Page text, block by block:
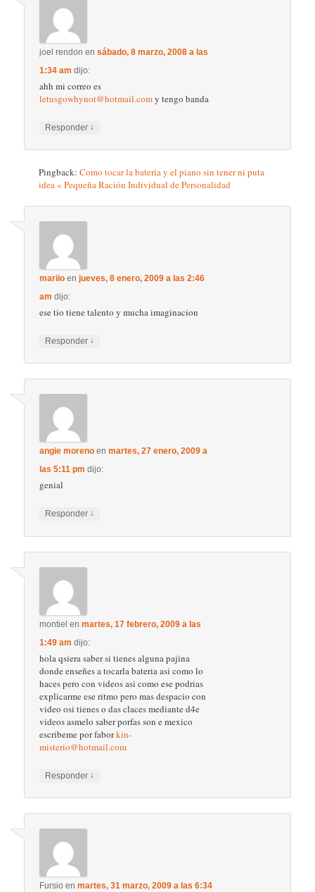
joel rendon ensábado, 8 marzo, 2008 a las
1:34 am dijo:
ahh mi correo es
letusgowhynot@hotmail.comy tengo banda
Responder ↓
Pingback:Como tocar la bateria y el piano sin tener ni puta
idea « Pequeña Ración Individual de Personalidad
mariio enjueves, 8 enero, 2009 a las 2:46
am dijo:
ese tio tiene talento y mucha imaginacion
Responder ↓
angie moreno enmartes, 27 enero, 2009 a
las 5:11 pm dijo:
genial
Responder ↓
montiel enmartes, 17 febrero, 2009 a las
1:49 am dijo:
hola qsiera saber si tienes alguna pajina
donde enseñes a tocarla bateria asi como lo
haces pero con videos asi como ese podrias
explicarme ese ritmo pero mas despacio con
video osi tienes o das claces mediante d4e
videos asmelo saber porfas son e mexico
escribeme por faborkin-
misterio@hotmail.com
Responder ↓
Fursio enmartes, 31 marzo, 2009 a las 6:34